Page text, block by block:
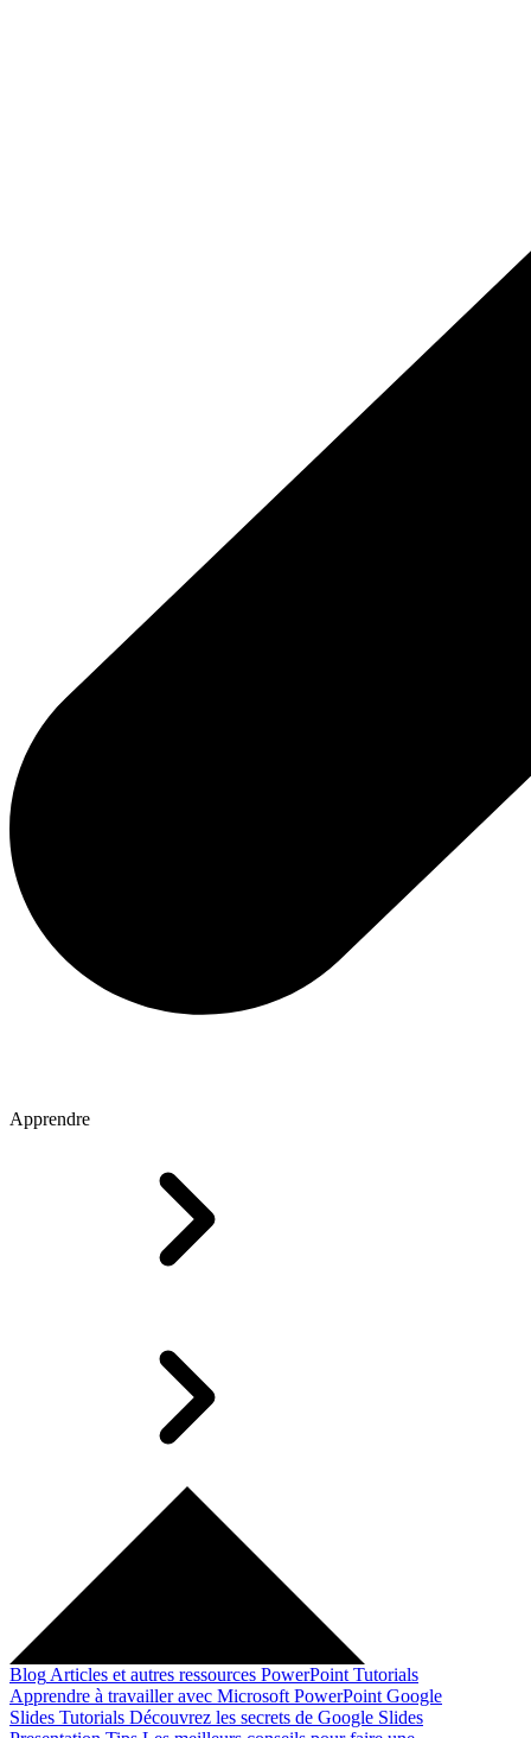
Apprendre
Blog Articles et autres ressources PowerPoint Tutorials
Apprendre à travailler avec Microsoft PowerPoint Google
Slides Tutorials Découvrez les secrets de Google Slides